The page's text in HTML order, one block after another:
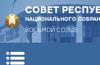
СОВЕТ
НАЦИОНАЛЬНОГО
ВОСЬМОЙ СОЗЫВ